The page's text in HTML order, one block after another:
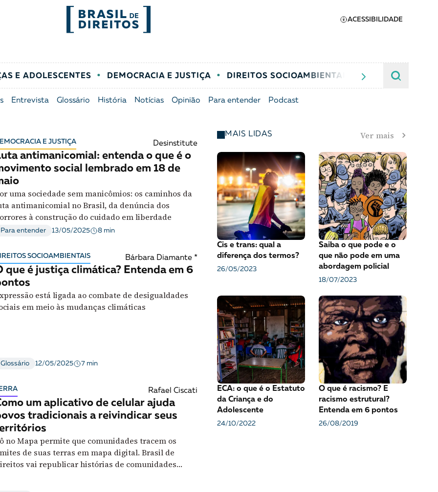
ACESSIBILIDADE
Migrações
Mobilização e articulação
Políticas Públicas
Terra
Tráfico de pessoas e trabalho escravo
Entrevista
Glossário
Notícias
Para entender
A [BD] conta as histórias de
quem defende direitos
humanos no Brasil. Para
continuar, esse trabalho
precisa da sua doação!
VEJA COMO APOIAR!
E ADOLESCENTES DEMOCRACIA E JUSTIÇA DIREITOS SOCIOAMBIENTAIS JUSTIÇA
Entrevista Glossário História Notícias Opinião Para entender Podcast
E JUSTIÇA Desinstitute
antimanicomial: entenda o que é o
social lembrado em 18 de
uma sociedade sem manicômios: os caminhos da
antimanicomial no Brasil, da denúncia dos
à construção do cuidado em liberdade
Para entender 13/05/2025 8 min
SOCIOAMBIENTAIS Bárbara Diamante *
que é justiça climática? Entenda em 6
está ligada ao combate de desigualdades
em meio às mudanças climáticas
Glossário 12/05/2025 7 min
Rafael Ciscati
um aplicativo de celular ajuda
tradicionais a reivindicar seus
no Mapa permite que comunidades tracem os
de suas terras em mapa digital. Brasil de
vai republicar histórias de comunidades
MAIS LIDAS Ver mais
Cis e trans: qual a
diferença dos termos?
26/05/2023
Saiba o que pode e o
que não pode em uma
abordagem policial
18/07/2023
ECA: o que é o Estatuto
da Criança e do
Adolescente
24/10/2022
O que é racismo? E
racismo estrutural?
Entenda em 6 pontos
26/08/2019